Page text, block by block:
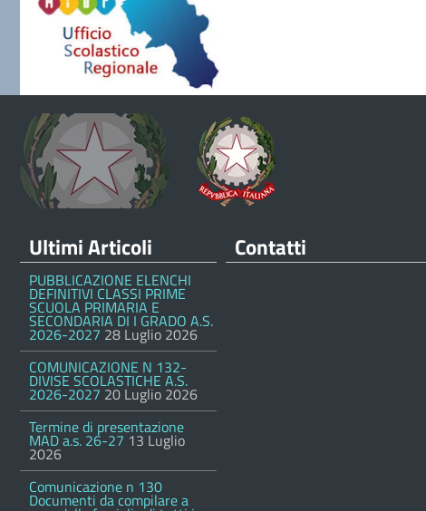
Ultimi Articoli
PUBBLICAZIONE ELENCHI
DEFINITIVI CLASSI PRIME
SCUOLA PRIMARIA E
SECONDARIA DI I GRADO A.S.
2026-2027 28 Luglio 2026
COMUNICAZIONE N 132-
DIVISE SCOLASTICHE A.S.
2026-2027 20 Luglio 2026
Termine di presentazione
MAD a.s. 26-27 13 Luglio
2026
Comunicazione n 130
Documenti da compilare a
Contatti